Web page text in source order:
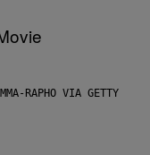
RAPHO VIA GETTY